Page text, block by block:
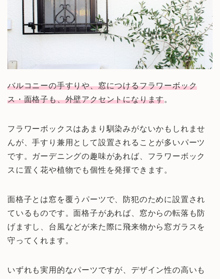
バルコニーの手すりや、窓につけるフラワーボック
ス・面格子も、外壁アクセントになります。
フラワーボックスはあまり馴染みがないかもしれませ
んが、手すり兼用として設置されることが多いパーツ
です。ガーデニングの趣味があれば、フラワーボック
スに置く花や植物でも個性を発揮できます。
面格子とは窓を覆うパーツで、防犯のために設置され
ているものです。面格子があれば、窓からの転落も防
げますし、台風などが来た際に飛来物から窓ガラスを
守ってくれます。
いずれも実用的なパーツですが、デザイン性の高いも